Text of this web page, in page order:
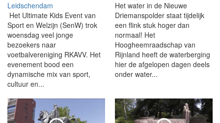
Leidschendam
Het Ultimate Kids Event van
Sport en Welzijn (SenW) trok
woensdag veel jonge
bezoekers naar
voetbalvereniging RKAVV. Het
evenement bood een
dynamische mix van sport,
cultuur en...
Het water in de Nieuwe
Driemanspolder staat tijdelijk
een flink stuk hoger dan
normaal! Het
Hoogheemraadschap van
Rijnland heeft de waterberging
hier de afgelopen dagen deels
onder water...